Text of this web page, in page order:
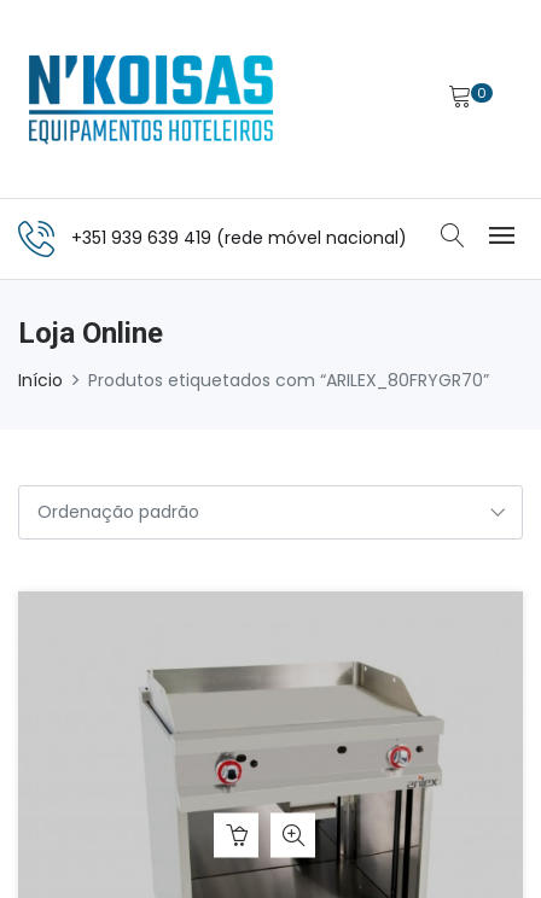
0
+351 939 639 419 (rede móvel nacional)
Loja Online
Início Produtos etiquetados com “ARILEX_80FRYGR70”